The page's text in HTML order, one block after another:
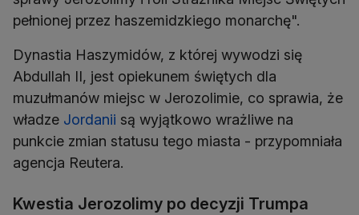
pełnionej przez haszemidzkiego monarchę".
Dynastia Haszymidów, z której wywodzi się
Abdullah II, jest opiekunem świętych dla
muzułmanów miejsc w Jerozolimie, co sprawia, że
władze Jordanii są wyjątkowo wrażliwe na
punkcie zmian statusu tego miasta - przypomniała
agencja Reutera.
Kwestia Jerozolimy po decyzji Trumpa